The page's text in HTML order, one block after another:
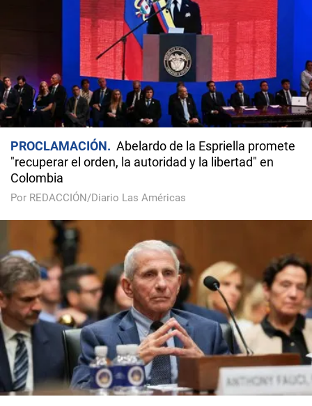
PROCLAMACIÓN
Abelardo de la Espriella promete
"recuperar el orden, la autoridad y la libertad" en
Colombia
Por REDACCIÓN/Diario Las Américas